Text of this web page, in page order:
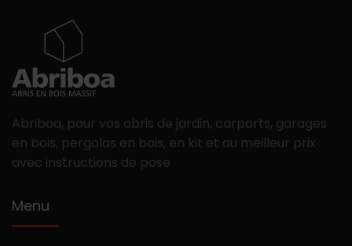
Abriboa, pour vos abris de jardin, carports, garages
en bois, pergolas en bois, en kit et au meilleur prix
avec instructions de pose
Menu